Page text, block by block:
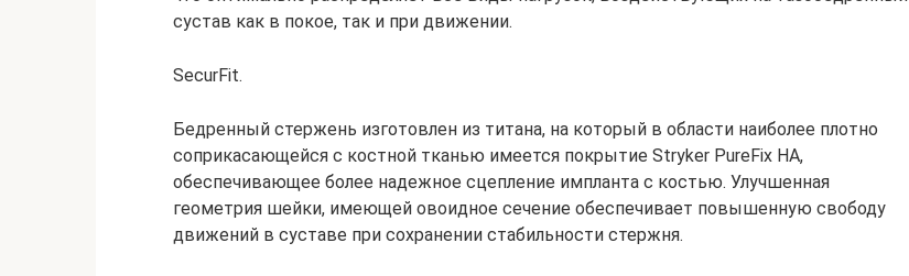
сустав как в покое, так и при движении.
SecurFit.
Бедренный стержень изготовлен из титана, на который в области наиболее плотно
соприкасающейся с костной тканью имеется покрытие Stryker PureFix HA,
обеспечивающее более надежное сцепление импланта с костью. Улучшенная
геометрия шейки, имеющей овоидное сечение обеспечивает повышенную свободу
движений в суставе при сохранении стабильности стержня.